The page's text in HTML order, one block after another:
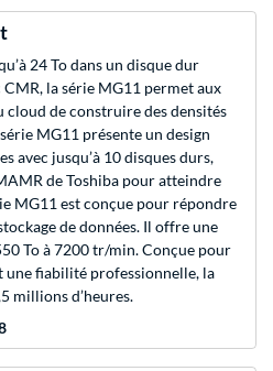
24 To dans un disque dur
la série MG11 permet aux
cloud de construire des densités
MG11 présente un design
avec jusqu’à 10 disques durs,
de Toshiba pour atteindre
MG11 est conçue pour répondre
de données. Il offre une
To à 7200 tr/min. Conçue pour
fiabilité professionnelle, la
millions d’heures.